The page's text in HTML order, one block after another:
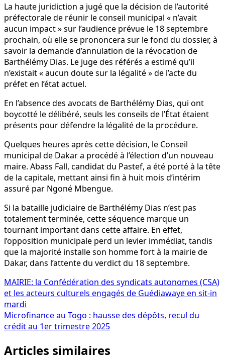
La haute juridiction a jugé que la décision de l’autorité
préfectorale de réunir le conseil municipal « n’avait
aucun impact » sur l’audience prévue le 18 septembre
prochain, où elle se prononcera sur le fond du dossier, à
savoir la demande d’annulation de la révocation de
Barthélémy Dias. Le juge des référés a estimé qu’il
n’existait « aucun doute sur la légalité » de l’acte du
préfet en l’état actuel.
En l’absence des avocats de Barthélémy Dias, qui ont
boycotté le délibéré, seuls les conseils de l’État étaient
présents pour défendre la légalité de la procédure.
Quelques heures après cette décision, le Conseil
municipal de Dakar a procédé à l’élection d’un nouveau
maire. Abass Fall, candidat du Pastef, a été porté à la tête
de la capitale, mettant ainsi fin à huit mois d’intérim
assuré par Ngoné Mbengue.
Si la bataille judiciaire de Barthélémy Dias n’est pas
totalement terminée, cette séquence marque un
tournant important dans cette affaire. En effet,
l’opposition municipale perd un levier immédiat, tandis
que la majorité installe son homme fort à la mairie de
Dakar, dans l’attente du verdict du 18 septembre.
Navigation
de
l’article
MAIRIE: la Confédération des syndicats autonomes (CSA)
et les acteurs culturels engagés de Guédiawaye en sit-in
mardi
Microfinance au Togo : hausse des dépôts, recul du
crédit au 1er trimestre 2025
Articles similaires